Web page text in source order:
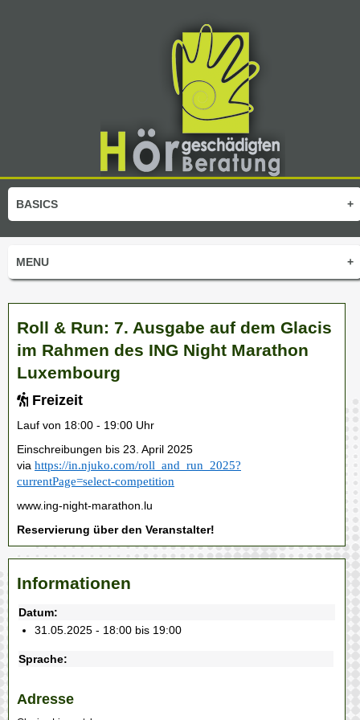
+
BASICS
+
MENU
Roll & Run: 7. Ausgabe auf dem Glacis
im Rahmen des ING Night Marathon
Luxembourg
Freizeit
Lauf von 18:00 - 19:00 Uhr
Einschreibungen bis 23. April 2025
via https://in.njuko.com/roll_and_run_2025?
currentPage=select-competition
www.ing-night-marathon.lu
Reservierung über den Veranstalter!
Informationen
Datum:
31.05.2025 - 18:00 bis 19:00
Sprache:
Adresse